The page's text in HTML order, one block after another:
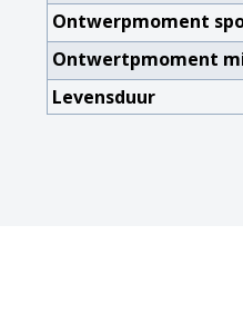
Ontwerpmoment
Ontwertpmoment
Levensduur